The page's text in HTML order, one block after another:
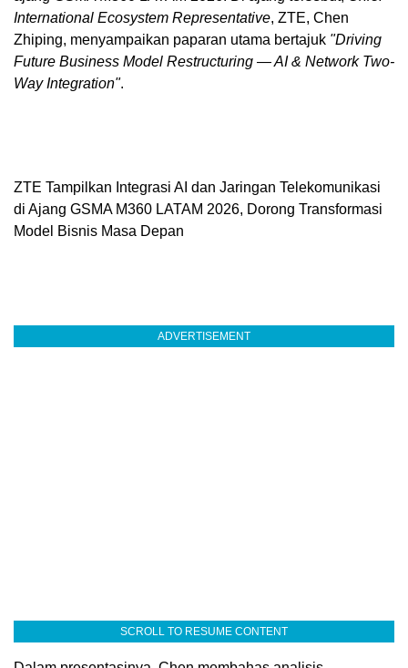
International Ecosystem Representative, ZTE, Chen
Zhiping, menyampaikan paparan utama bertajuk "Driving
Future Business Model Restructuring — AI & Network Two-
Way Integration".
ZTE Tampilkan Integrasi AI dan Jaringan Telekomunikasi
di Ajang GSMA M360 LATAM 2026, Dorong Transformasi
Model Bisnis Masa Depan
ADVERTISEMENT
SCROLL TO RESUME CONTENT